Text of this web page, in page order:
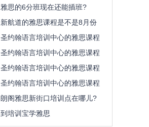
雅思的6分班现在还能插班?
新航道的雅思课程是不是8月份
圣约翰语言培训中心的雅思课程
圣约翰语言培训中心的雅思课程
圣约翰语言培训中心的雅思课程
圣约翰语言培训中心的雅思课程
朗阁雅思新街口培训点在哪儿?
到培训宝学雅思